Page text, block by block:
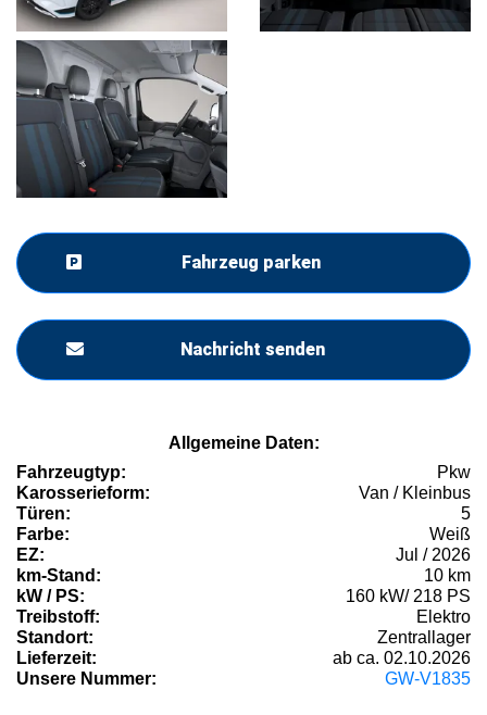
Fahrzeug parken
Nachricht senden
Allgemeine Daten:
Fahrzeugtyp:
Pkw
Karosserieform:
Van / Kleinbus
Türen:
5
Farbe:
Weiß
EZ:
Jul / 2026
km-Stand:
10 km
kW / PS:
160 kW/ 218 PS
Treibstoff:
Elektro
Standort:
Zentrallager
Lieferzeit:
ab ca. 02.10.2026
Unsere Nummer:
GW-V1835